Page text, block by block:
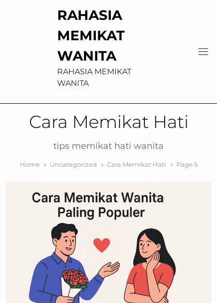
RAHASIA
MEMIKAT
WANITA
RAHASIA MEMIKAT
WANITA
Cara Memikat Hati
tips memikat hati wanita
Home Uncategorized Cara Memikat Hati Page 5